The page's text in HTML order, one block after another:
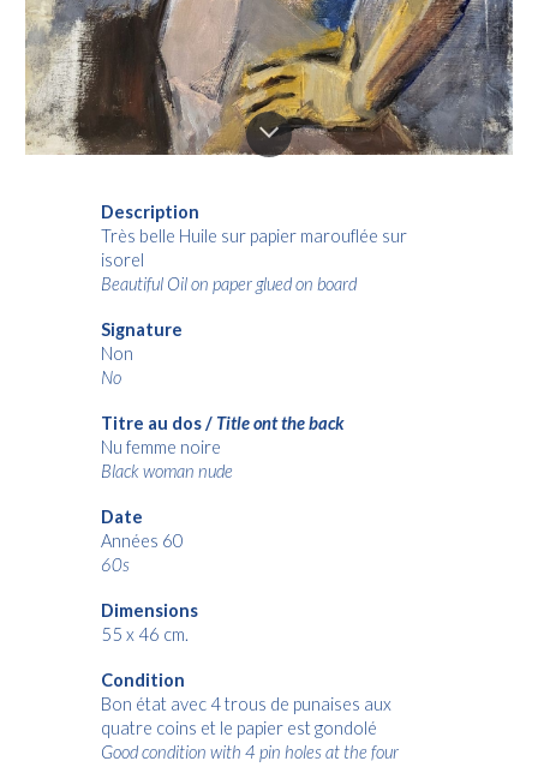
Description
Très belle Huile sur papier marouflée sur
isorel
Beautiful Oil on paper glued on board
Signature
Non
No
Titre au dos / Title ont the back
Nu femme noire
Black woman nude
Date
Années 60
60s
Dimensions
55 x 46 cm.
Condition
Bon état avec 4 trous de punaises aux
quatre coins et le papier est gondolé
Good condition with 4 pin holes at the four